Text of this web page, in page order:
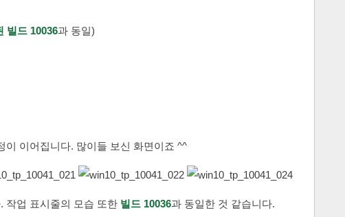
빌드 10036과 동일)
이 이어집니다. 많이들 보신 화면이죠 ^^
작업 표시줄의 모습 또한 빌드 10036과 동일한 것 같습니다.